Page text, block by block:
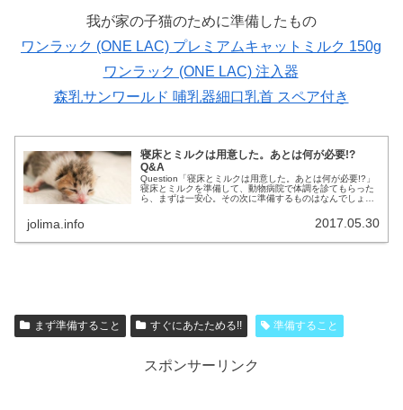
我が家の子猫のために準備したもの
ワンラック (ONE LAC) プレミアムキャットミルク 150g
ワンラック (ONE LAC) 注入器
森乳サンワールド 哺乳器細口乳首 スペア付き
寝床とミルクは用意した。あとは何が必要!?
Q&A
Question「寝床とミルクは用意した。あとは何が必要!?」
寝床とミルクを準備して、動物病院で体調を診てもらった
ら、まずは一安心。その次に準備するものはなんでしょう
jolima.info 2017.05.30
まず準備すること すぐにあたためる!! 準備すること
スポンサーリンク